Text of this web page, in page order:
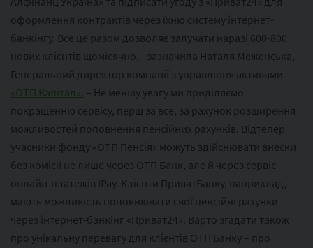
оформлення контрактів через їхню систему інтернет-
банкінгу. Все це разом дозволяє залучати наразі 600-800
нових клієнтів щомісячно,– зазначила Наталя Меженська,
Генеральний директор компанії з управління активами
«ОТП Капітал». – Не меншу увагу ми приділяємо
покращенню сервісу, перш за все, за рахунок розширення
можливостей поповнення пенсійних рахунків. Відтепер
учасники фонду «ОТП Пенсія» можуть здійснювати внески
без комісії не лише через ОТП Банк, але й через сервіс
онлайн-платежів IPay. Клієнти ПриватБанку, наприклад,
мають можливість поповнювати свої пенсійні рахунки
через інтернет-банкінг «Приват24». Варто згадати також
про унікальну перевагу для клієнтів ОТП Банку – про